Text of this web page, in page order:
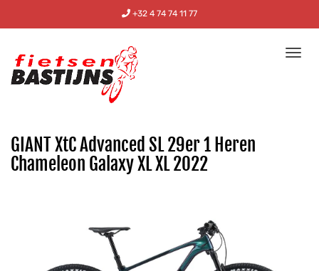
+32 4 74 74 11 77
GIANT XtC Advanced SL 29er 1 Heren
Chameleon Galaxy XL XL 2022